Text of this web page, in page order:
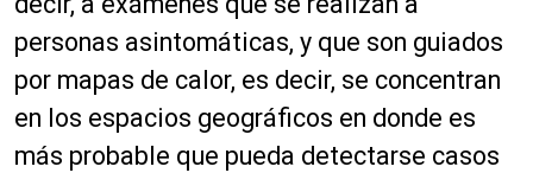
personas asintomáticas, y que son guiados
por mapas de calor, es decir, se concentran
en los espacios geográficos en donde es
más probable que pueda detectarse casos